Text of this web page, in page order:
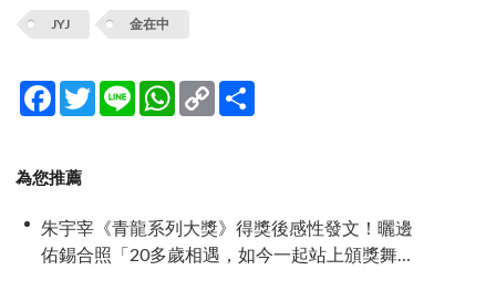
JYJ 金在中
Facebook
TwitterLine WhatsApp
Copy
Link
為您推薦
朱宇宰《青龍系列大獎》得獎後感性發文！曬邊
佑錫合照「20多歲相遇，如今一起站上頒獎舞